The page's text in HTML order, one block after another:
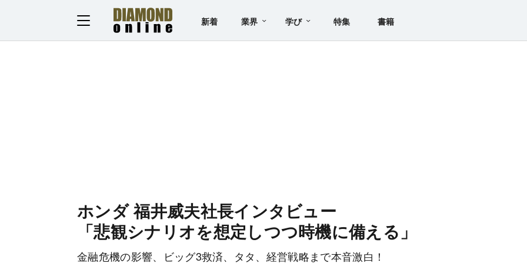
新着 業界 学び 特集 書籍
ホンダ 福井威夫社長インタビュー
「悲観シナリオを想定しつつ時機に備える」
金融危機の影響、ビッグ3救済、タタ、経営戦略まで本音激白！